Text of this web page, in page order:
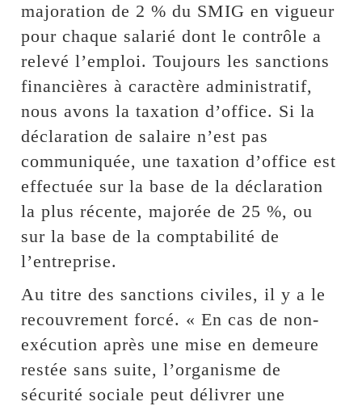
majoration de 2 % du SMIG en vigueur
pour chaque salarié dont le contrôle a
relevé l’emploi. Toujours les sanctions
financières à caractère administratif,
nous avons la taxation d’office. Si la
déclaration de salaire n’est pas
communiquée, une taxation d’office est
effectuée sur la base de la déclaration
la plus récente, majorée de 25 %, ou
sur la base de la comptabilité de
l’entreprise.
Au titre des sanctions civiles, il y a le
recouvrement forcé. « En cas de non-
exécution après une mise en demeure
restée sans suite, l’organisme de
sécurité sociale peut délivrer une